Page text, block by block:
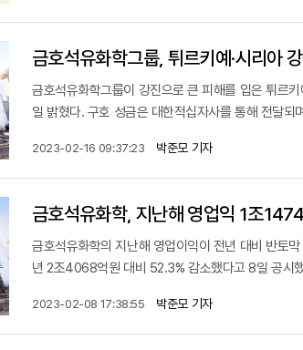
금호석유화학그룹, 튀르키예·시리아
금호석유화학그룹이 강진으로 큰 피해를 입은 튀르
일 밝혔다. 구호 성금은 대한적십자사를 통해 전달
2023-02-16 09:37:23 박준모 기자
금호석유화학, 지난해 영업익 1조
금호석유화학의 지난해 영업이익이 전년 대비 반토
년 2조4068억원 대비 52.3% 감소했다고 8일 공시
2023-02-08 17:38:55 박준모 기자